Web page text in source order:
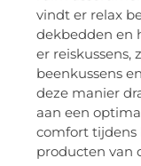
vindt er relax
dekbedden en
er reiskussens,
beenkussens
deze manier
aan een
comfort tijdens
producten van